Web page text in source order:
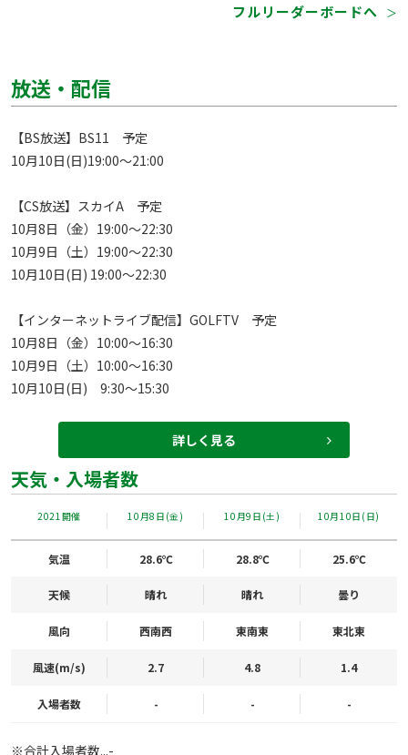
フルリーダーボードへ ＞
放送・配信
【BS放送】BS11　予定
10月10日(日)19:00～21:00
【CS放送】スカイA　予定
10月8日（金）19:00～22:30
10月9日（土）19:00～22:30
10月10日(日) 19:00～22:30
【インターネットライブ配信】GOLFTV　予定
10月8日（金）10:00～16:30
10月9日（土）10:00～16:30
10月10日(日)　9:30～15:30
詳しく見る
天気・入場者数
2021開催 10月8日(金) 10月9日(土) 10月10日(日)
気温 28.6℃ 28.8℃ 25.6℃
天候 晴れ 晴れ 曇り
風向 西南西 東南東 東北東
風速(m/s) 2.7 4.8 1.4
入場者数 - - -
※合計入場者数...-